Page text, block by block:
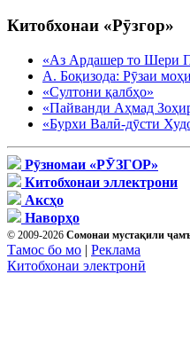
Китобхонаи «Рӯзгор»
«Аз Ардашер то Шери
А. Боқизода: Рӯзаи
«Султони қалбҳо»
«Пайванди Аҳмад
«Бурхи Валӣ-дӯсти
Рӯзномаи «РӮЗГОР»
Китобхонаи эллектрони
Аксҳо
Наворҳо
© 2009-2026 Сомонаи мустақили
Тамос бо мо | Реклама
Китобхонаи электронӣ